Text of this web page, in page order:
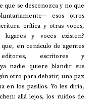
que se desconozca y no que
esos otros
crítica y otras voces,
lugares y voces existen?
en cenáculo de agentes
escritores y
nadie quiere blandir sus
otro para debatir; una paz
en los pasillos. Yo les diría,
allá lejos, los ruidos de